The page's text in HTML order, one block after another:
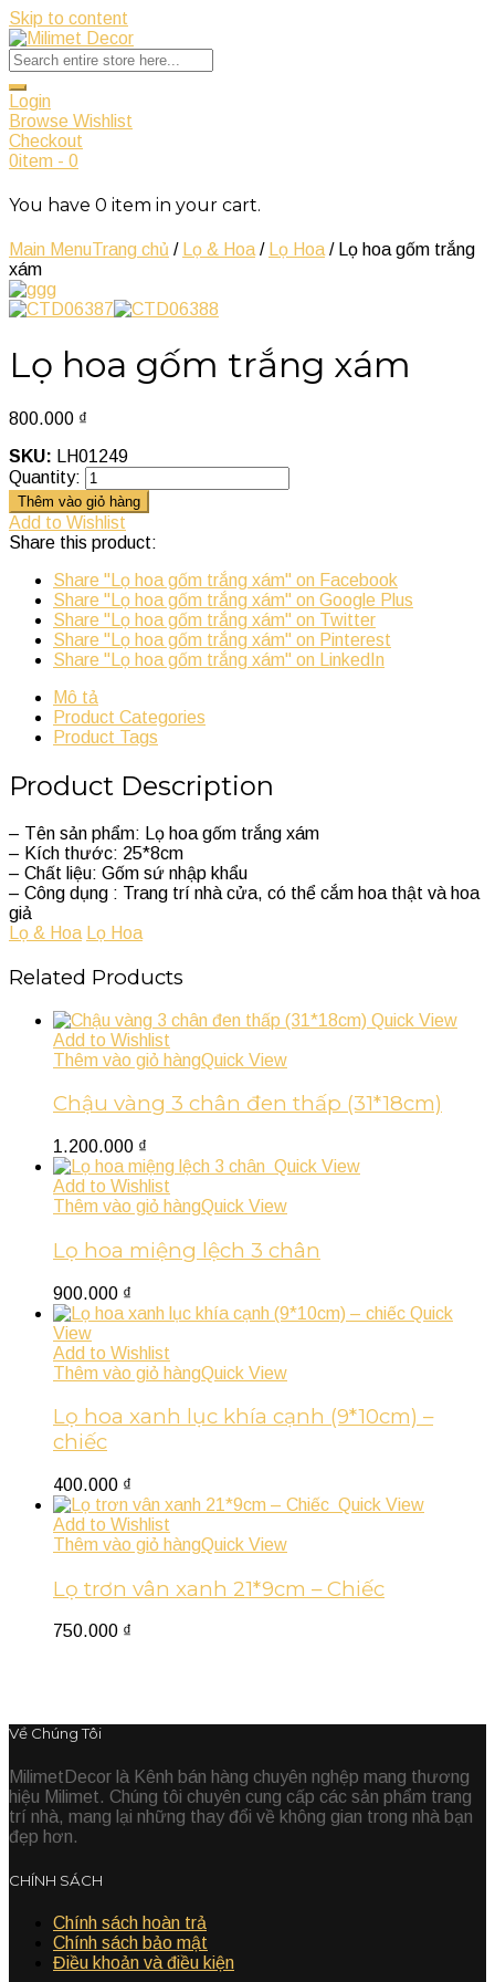
Skip to content
Login
Browse Wishlist
Checkout
0item - 0
You have 0 item in your cart.
Main MenuTrang chủ / Lọ & Hoa / Lọ Hoa / Lọ hoa gốm trắng
xám
Lọ hoa gốm trắng xám
800.000 ₫
SKU: LH01249
Quantity:
Thêm vào giỏ hàng
Add to Wishlist
Share this product:
Share "Lọ hoa gốm trắng xám" on Facebook
Share "Lọ hoa gốm trắng xám" on Google Plus
Share "Lọ hoa gốm trắng xám" on Twitter
Share "Lọ hoa gốm trắng xám" on Pinterest
Share "Lọ hoa gốm trắng xám" on LinkedIn
Mô tả
Product Categories
Product Tags
Product Description
– Tên sản phẩm: Lọ hoa gốm trắng xám
– Kích thước: 25*8cm
– Chất liệu: Gốm sứ nhập khẩu
– Công dụng : Trang trí nhà cửa, có thể cắm hoa thật và hoa
giả
Lọ & Hoa
Lọ Hoa
Related Products
Quick View
Add to Wishlist
Thêm vào giỏ hàngQuick View
Chậu vàng 3 chân đen thấp (31*18cm)
1.200.000 ₫
Quick View
Add to Wishlist
Thêm vào giỏ hàngQuick View
Lọ hoa miệng lệch 3 chân
900.000 ₫
Quick
View
Add to Wishlist
Thêm vào giỏ hàngQuick View
Lọ hoa xanh lục khía cạnh (9*10cm) –
chiếc
400.000 ₫
Quick View
Add to Wishlist
Thêm vào giỏ hàngQuick View
Lọ trơn vân xanh 21*9cm – Chiếc
750.000 ₫
Về Chúng Tôi
MilimetDecor là Kênh bán hàng chuyên nghệp mang thương
hiệu Milimet. Chúng tôi chuyên cung cấp các sản phẩm trang
trí nhà, mang lại những thay đổi về không gian trong nhà bạn
đẹp hơn.
CHÍNH SÁCH
Chính sách hoàn trả
Chính sách bảo mật
Điều khoản và điều kiện